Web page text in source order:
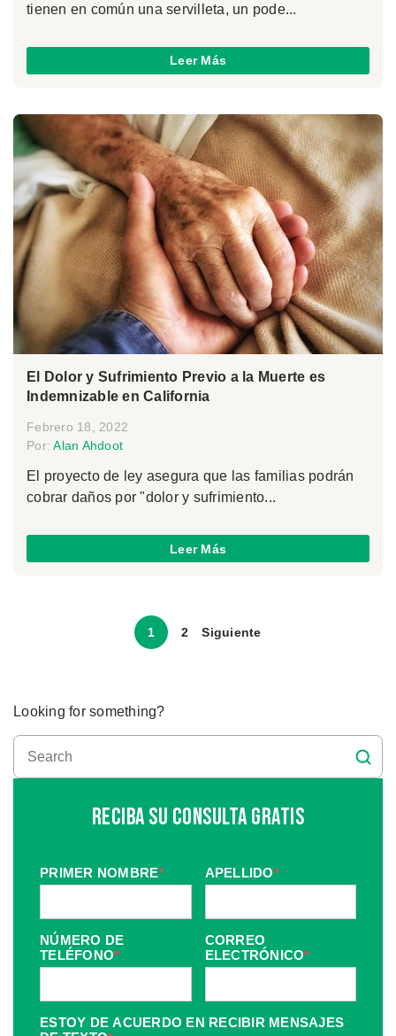
tienen en común una servilleta, un pode...
Leer Más
El Dolor y Sufrimiento Previo a la Muerte es
Indemnizable en California
Febrero 18, 2022
Por:Alan Ahdoot
El proyecto de ley asegura que las familias podrán
cobrar daños por "dolor y sufrimiento...
Leer Más
1 2 Siguiente
Looking for something?
Reciba Su Consulta Gratis
PRIMER NOMBRE* APELLIDO*
NÚMERO DE
TELÉFONO*
CORREO
ELECTRÓNICO*
ESTOY DE ACUERDO EN RECIBIR MENSAJES